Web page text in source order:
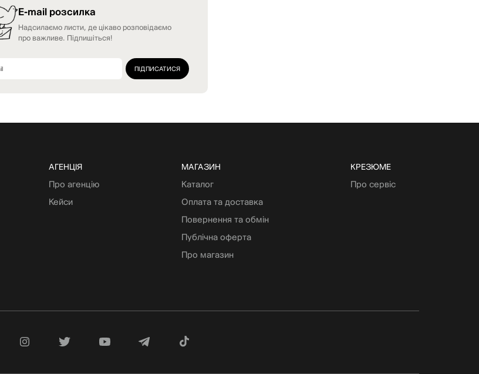
E-mail розсилка
Надсилаємо листи, де цікаво розповідаємо
про важливе. Підпишіться!
АГЕНЦІЯ
Про агенцію
Кейси
МАГАЗИН
Каталог
Оплата та доставка
Повернення та обмін
Публічна оферта
Про магазин
КРЕЗЮМЕ
Про сервіс